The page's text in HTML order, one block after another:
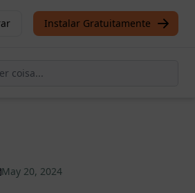
Instalar Gratuitamente
May 20, 2024